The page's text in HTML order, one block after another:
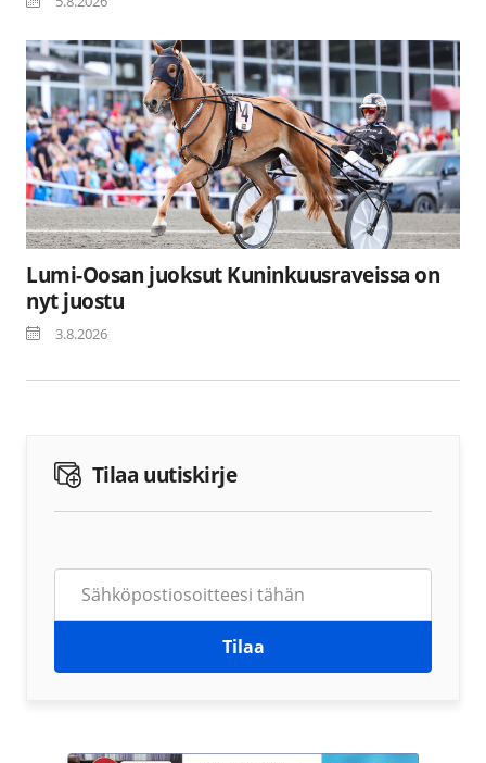
Lumi-Oosan juoksut Kuninkuusraveissa on
nyt juostu
3.8.2026
Tilaa uutiskirje
Tilaa